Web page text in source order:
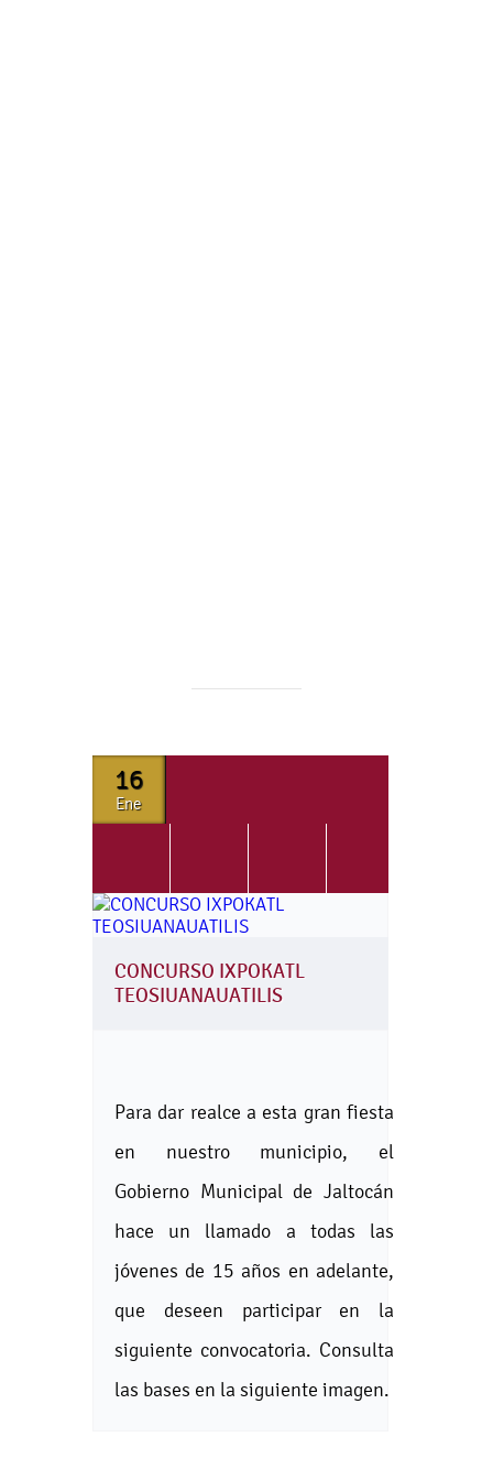
16
Ene
CONCURSO IXPOKATL
TEOSIUANAUATILIS
Para dar realce a esta gran fiesta
en nuestro municipio, el
Gobierno Municipal de Jaltocán
hace un llamado a todas las
jóvenes de 15 años en adelante,
que deseen participar en la
siguiente convocatoria. Consulta
las bases en la siguiente imagen.